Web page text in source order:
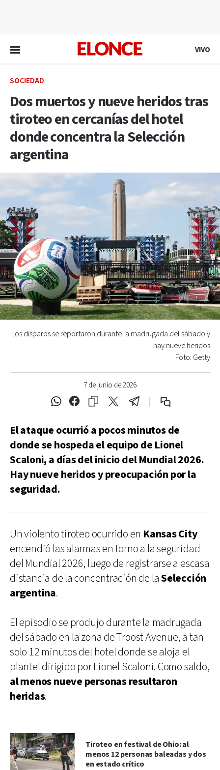
VIVO
SOCIEDAD
Dos muertos y nueve heridos tras
tiroteo en cercanías del hotel
donde concentra la Selección
argentina
7 de junio de 2026
Los disparos se reportaron durante la madrugada del sábado y
hay nueve heridos
Foto: Getty
El ataque ocurrió a pocos minutos de
donde se hospeda el equipo de Lionel
Scaloni, a días del inicio del Mundial 2026.
Hay nueve heridos y preocupación por la
seguridad.
Un violento tiroteo ocurrido en Kansas City
encendió las alarmas en torno a la seguridad
del Mundial 2026, luego de registrarse a escasa
distancia de la concentración de laSelección
argentina.
El episodio se produjo durante la madrugada
del sábado en la zona de Troost Avenue, a tan
solo 12 minutos del hotel donde se aloja el
plantel dirigido por Lionel Scaloni. Como saldo,
al menos nueve personas resultaron
heridas.
Tiroteo en festival de Ohio: al
menos 12 personas baleadas y dos
en estado crítico